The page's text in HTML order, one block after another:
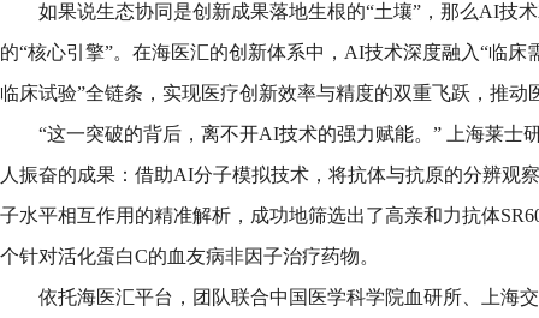
如果说生态协同是创新成果落地生根的“土壤”，那么AI技
的“核心引擎”。在海医汇的创新体系中，AI技术深度融入“临床
临床试验”全链条，实现医疗创新效率与精度的双重飞跃，推动
“这一突破的背后，离不开AI技术的强力赋能。” 上海莱士
人振奋的成果：借助AI分子模拟技术，将抗体与抗原的分辨观
子水平相互作用的精准解析，成功地筛选出了高亲和力抗体
个针对活化蛋白C的血友病非因子治疗药物。
依托海医汇平台，团队联合中国医学科学院血研所、上海